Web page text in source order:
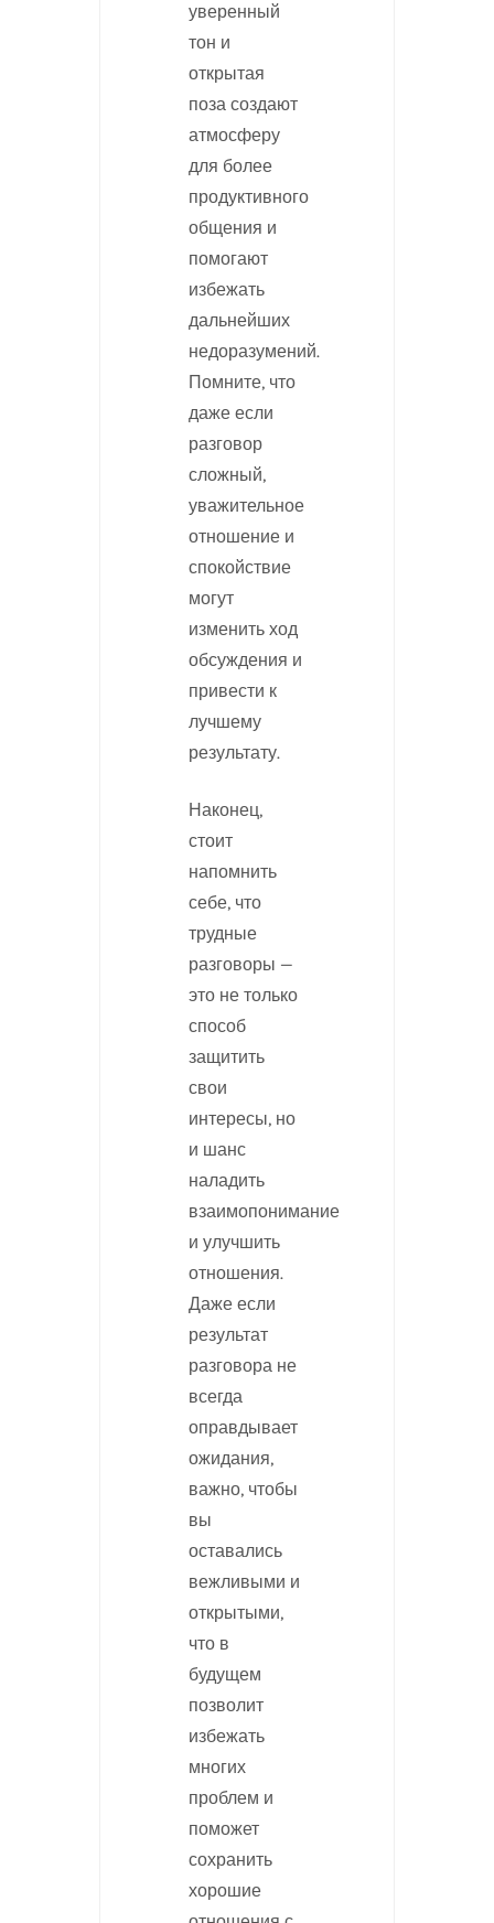
уверенный
тон и
открытая
поза создают
атмосферу
для более
продуктивного
общения и
помогают
избежать
дальнейших
недоразумений.
Помните, что
даже если
разговор
сложный,
уважительное
отношение и
спокойствие
могут
изменить ход
обсуждения и
привести к
лучшему
результату.
Наконец,
стоит
напомнить
себе, что
трудные
разговоры —
это не только
способ
защитить
свои
интересы, но
и шанс
наладить
взаимопонимание
и улучшить
отношения.
Даже если
результат
разговора не
всегда
оправдывает
ожидания,
важно, чтобы
вы
оставались
вежливыми и
открытыми,
что в
будущем
позволит
избежать
многих
проблем и
поможет
сохранить
хорошие